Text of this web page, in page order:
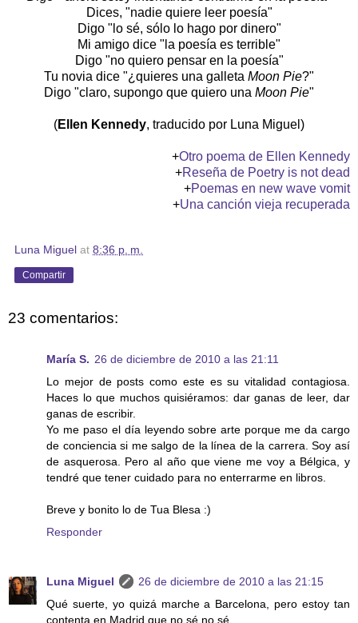
Dices, "nadie quiere leer poesía"
Digo "lo sé, sólo lo hago por dinero"
Mi amigo dice "la poesía es terrible"
Digo "no quiero pensar en la poesía"
Tu novia dice "¿quieres una galleta Moon Pie?"
Digo "claro, supongo que quiero una Moon Pie"
(Ellen Kennedy, traducido por Luna Miguel)
+Otro poema de Ellen Kennedy
+Reseña de Poetry is not dead
+Poemas en new wave vomit
+Una canción vieja recuperada
Luna Miguel at 8:36 p. m.
Compartir
23 comentarios:
María S. 26 de diciembre de 2010 a las 21:11
Lo mejor de posts como este es su vitalidad contagiosa.
Haces lo que muchos quisiéramos: dar ganas de leer, dar
ganas de escribir.
Yo me paso el día leyendo sobre arte porque me da cargo
de conciencia si me salgo de la línea de la carrera. Soy así
de asquerosa. Pero al año que viene me voy a Bélgica, y
tendré que tener cuidado para no enterrarme en libros.
Breve y bonito lo de Tua Blesa :)
Responder
Luna Miguel
26 de diciembre de 2010 a las 21:15
Qué suerte, yo quizá marche a Barcelona, pero estoy tan
contenta en Madrid que no sé no sé.